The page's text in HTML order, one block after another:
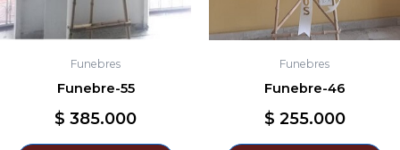
Funebres
Funebre-55
$ 385.000
Funebres
Funebre-46
$ 255.000